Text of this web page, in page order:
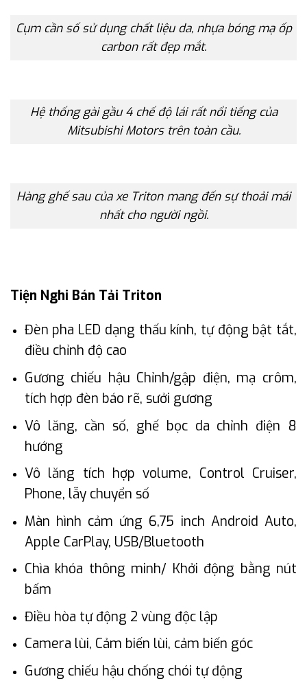
Cụm cần số sử dụng chất liệu da, nhựa bóng mạ ốp
carbon rất đẹp mắt.
Hệ thống gài gầu 4 chế độ lái rất nổi tiếng của
Mitsubishi Motors trên toàn cầu.
Hàng ghế sau của xe Triton mang đến sự thoải mái
nhất cho người ngồi.
Tiện Nghi Bán Tải Triton
Đèn pha LED dạng thấu kính, tự động bật tắt,
điều chỉnh độ cao
Gương chiếu hậu Chỉnh/gập điện, mạ crôm,
tích hợp đèn báo rẽ, sưởi gương
Vô lăng, cần số, ghế bọc da chỉnh điện 8
hướng
Vô lăng tích hợp volume, Control Cruiser,
Phone, lẫy chuyển số
Màn hình cảm ứng 6,75 inch Android Auto,
Apple CarPlay, USB/Bluetooth
Chìa khóa thông minh/ Khởi động bằng nút
bấm
Điều hòa tự động 2 vùng độc lập
Camera lùi, Cảm biến lùi, cảm biến góc
Gương chiếu hậu chống chói tự động